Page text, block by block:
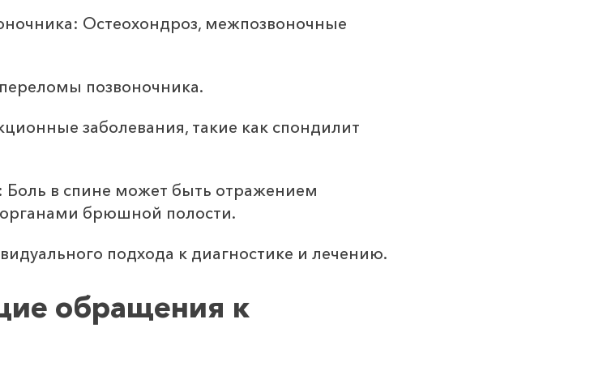
Остеохондроз, межпозвоночные
позвоночника.
заболевания, такие как спондилит
Боль в спине может быть отражением
брюшной полости.
подхода к диагностике и лечению.
обращения к